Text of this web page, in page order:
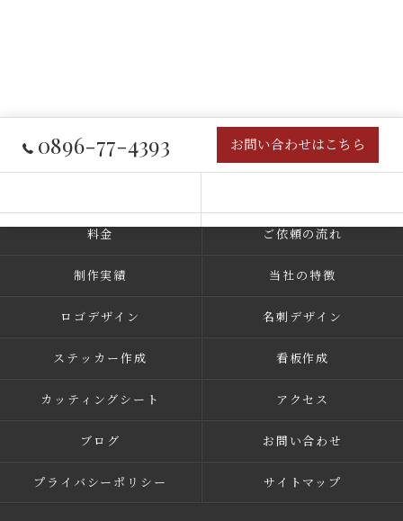
0896-77-4393 お問い合わせはこちら
料金 ご依頼の流れ
制作実績 当社の特徴
ロゴデザイン 名刺デザイン
ステッカー作成 看板作成
カッティングシート アクセス
ブログ お問い合わせ
プライバシーポリシー サイトマップ